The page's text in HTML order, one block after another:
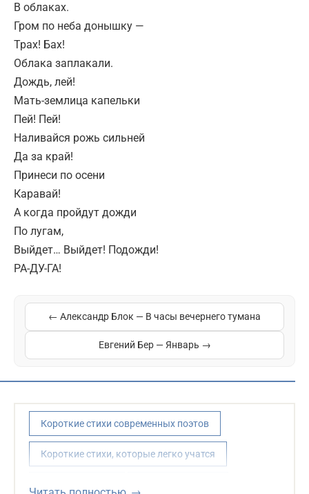
В облаках.
Гром по неба донышку —
Трах! Бах!
Облака заплакали.
Дождь, лей!
Мать-землица капельки
Пей! Пей!
Наливайся рожь сильней
Да за край!
Принеси по осени
Каравай!
А когда пройдут дожди
По лугам,
Выйдет… Выйдет! Подожди!
РА-ДУ-ГА!
← Александр Блок — В часы вечернего тумана
Евгений Бер — Январь →
Короткие стихи современных поэтов
Короткие стихи, которые легко учатся